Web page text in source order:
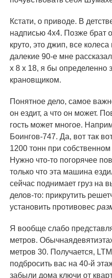
Кстати, о приводе. В
надписью 4х4. Позже брат
круто, это джип, все
далекие 90-е мне
x 8 x 18, я бы определенно
крановщиком.
Понятное дело, самое
он ездит, а что он может.
гость может многое.
Боингов-747. Да, вот так
1200 тонн при
Нужно что-то погорячее
только что эта машина
сейчас поднимает груз на
делов-то: прикрутить
установить противовес
Я вообще слабо
метров.
метров 30. Получается,
подбросить вас на 40-й
забыли дома ключи от